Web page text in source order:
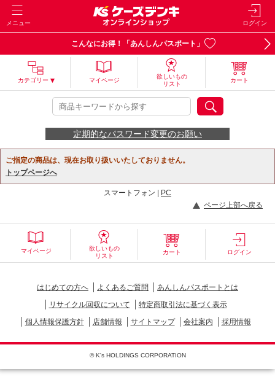
メニュー ログイン
こんなにお得！「あんしんパスポート」
カテゴリー マイページ
欲しいもの
リスト
カート
定期的なパスワード変更のお願い
ご指定の商品は、現在お取り扱いいたしておりません。
トップページへ
スマートフォン |
PC
ページ上部へ戻る
マイページ
欲しいもの
リスト
カート ログイン
はじめての方へ よくあるご質問
あんしんパスポートとは
リサイクル回収について
特定商取引法に基づく表示
個人情報保護方針
店舗情報 サイトマップ 会社案内 採用情報
© K's HOLDINGS CORPORATION